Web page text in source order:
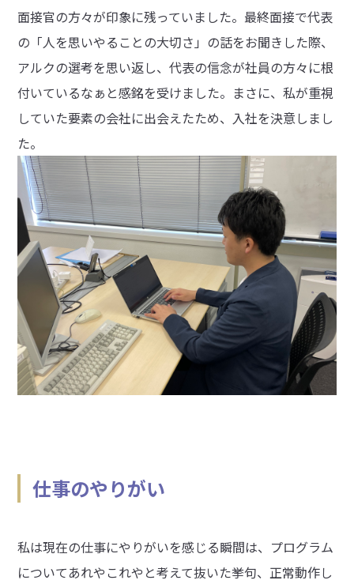
面接官の方々が印象に残っていました。最終面接で代表
の「人を思いやることの大切さ」の話をお聞きした際、
アルクの選考を思い返し、代表の信念が社員の方々に根
付いているなぁと感銘を受けました。まさに、私が重視
していた要素の会社に出会えたため、入社を決意しまし
た。
仕事のやりがい
私は現在の仕事にやりがいを感じる瞬間は、プログラム
についてあれやこれやと考えて抜いた挙句、正常動作し